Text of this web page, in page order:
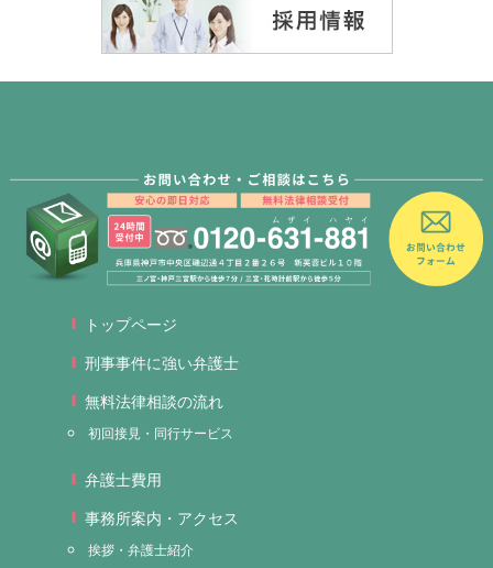
トップページ
刑事事件に強い弁護士
無料法律相談の流れ
初回接見・同行サービス
弁護士費用
事務所案内・アクセス
挨拶・弁護士紹介